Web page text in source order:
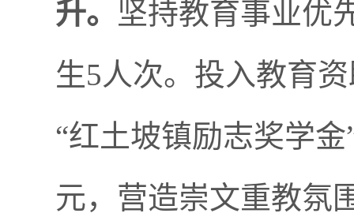
升。 坚持教育事业优
生5人次。投入教育
“红土坡镇励志奖学金
元，营造崇文重教氛